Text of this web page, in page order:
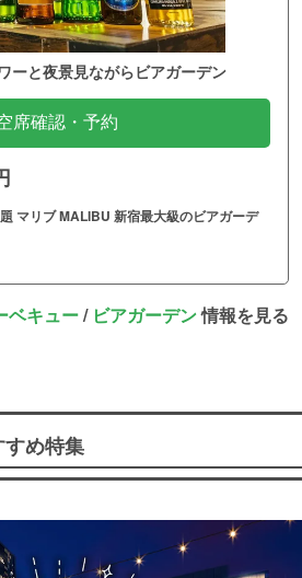
ーと夜景見ながらビアガーデン
席確認・予約
マリブ MALIBU 新宿最大級のビアガーデ
ベキュー/ ビアガーデン情報を見る
め特集